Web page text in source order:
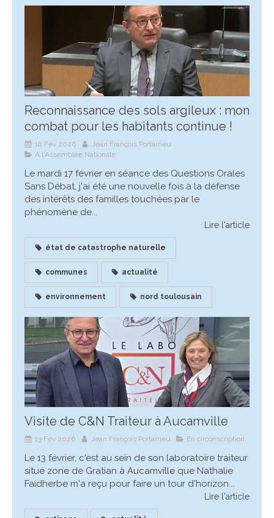
Reconnaissance des sols argileux : mon
combat pour les habitants continue !
18 Fév 2026
Jean François Portarrieu
A l'Assemblée Nationale
Le mardi 17 février en séance des Questions Orales
Sans Débat, j'ai été une nouvelle fois à la défense
des intérêts des familles touchées par le
phénomène de...
Lire l'article
état de catastrophe naturelle
communes actualité
environnement nord toulousain
Visite de C&N Traiteur à Aucamville
13 Fév 2026 Jean François Portarrieu En circonscription
Le 13 février, c'est au sein de son laboratoire traiteur
situé zone de Gratian à Aucamville que Nathalie
Faidherbe m'a reçu pour faire un tour d'horizon...
Lire l'article